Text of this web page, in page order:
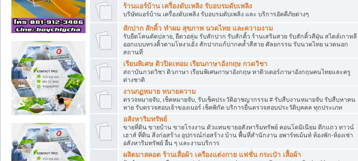
ร้านแอร์บ้าน เครื่องดับเพลิง รับอบรมดับเพลิง
บริษัทแอร์บ้าน เครื่องดับเพลิง รับอบรมดับเพลิง และ บริการอัคคีภัยต่างๆ
สักปาก สักคิ้ว ทำผม สุขภาพ นวดไทย และความงาม
รับยืดโคนดัดปลาย, ยืดวอลุ่ม รับสักปาก รับสักคิ้ว ร้านเสริมสวย รับสักคิ้วสีฝุ่น สไตล์เกาหลี
ออกแบบทรงคิ้วตามโหงวเฮ้ง สักปากแก้ปากคล้ำสีสวย ศัลยกรรม รับนวดไทย นวดนอก
สถานที่
เรียนพิเศษ ติวปิดเทอม เรียนภาษาอังกฤษ กวดวิชา
สถาบันกวดวิชา ติวภาษา เรียนพิเศษภาษาอังกฤษ หาติวเตอร์ภาษาอังกฤษคนไทยและครู
ต่างชาติ
งานกฏหมาย ทนายความ
ตรวจหมายจับ, เช็คหมายจับ, รับเช็คประวัติอาชญากรรม # รับสืบงานหมายจับ รับสืบหาคน
หาย รับตรวจสอบเจ้าของเบอร์ เช็คพิกัด บริการยื่นตรวจสอบประวัติบุคคล ทุกประเภท
อสังหาริมทรัพย์
ขายที่ดิน ขายบ้าน ขายโรงงาน ตัวแทนขายอสังหาริมทรัพย์ คอนโดมิเนียม ตึกแถว ทาวน์
เฮาส์ ที่ดิน สิ่งก่อสร้าง อุปกรณ์ก่อสร้าง บ้าน พื้นที่สำนักงาน อพาร์ทเม้นท์ ห้องพัก-ห้องเช่า
อสังหาริมทรัพย์ อื่น ๆ และงานบริการ
ผลิตมาสคอต ร้านเสื่อผ้า เครืองแต่งกาย แฟชั่น กระเป๋า เสื้อผ้า